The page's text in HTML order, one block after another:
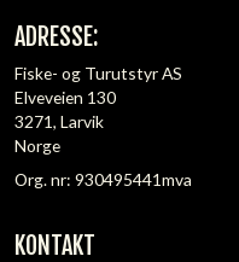
ADRESSE:
Fiske- og Turutstyr AS
Elveveien 130
3271, Larvik
Norge
Org. nr: 930495441mva
KONTAKT